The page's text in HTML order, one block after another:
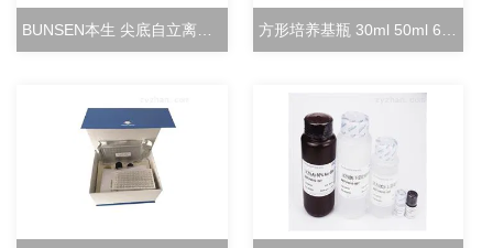
BUNSEN本生 尖底自立离心管 15ml立式冻存管 方形培养基瓶 30ml 50ml 60ml 100ml 125ml